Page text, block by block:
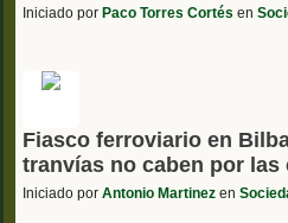
Iniciado por Paco Torres Cortés en
Fiasco ferroviario en
tranvías no caben por las
Iniciado por Antonio Martinez en